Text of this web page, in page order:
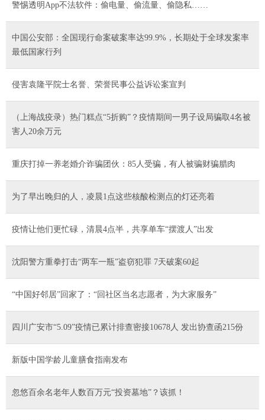
警惕透明App不法软件：偷电量、偷流量、偷隐私……
中国公安部：全国现行命案破案率达99.9%，长期处于全球发案率
最低国家行列
侵害袁隆平院士名誉、荣誉民事公益诉讼案宣判
（上海战疫录）热门糕点“5折购”？疫情期间一男子设局骗取4名被
害人20余万元
重庆打掉一养老婚介诈骗团伙：85人受骗，有人被骗财骗腊肉
为了早出晚归的人，凌晨1点这些核酸检测点的灯还亮着
疫情让他们更忙碌，清晨4点半，共享单车“摆渡人”出发
沈阳警方重拳打击“两车一瓶”盗窃犯罪 7天破案60起
“中国好邻居”回家了：“回社区当名志愿者，为大家服务”
四川广安市“5.09”疫情已累计排查密接10678人 发出协查函215份
新版中国学龄儿童膳食指南发布
忽悠百余名老年人数百万元“投资墓地”？该抓！